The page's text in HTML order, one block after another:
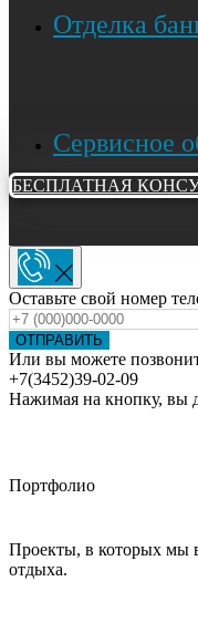
Отделка
Сервисное
БЕСПЛАТНАЯ
Оставьте свой номер
ОТПРАВИТЬ
Или вы можете
+7(3452)39-02-09
Нажимая на кнопку, вы
Портфолио
Проекты, в которых мы
отдыха.